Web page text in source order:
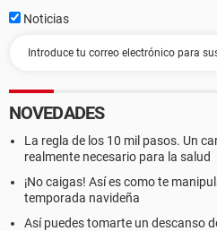
Noticias
NOVEDADES
La regla de los 10 mil pasos. Un
realmente necesario para la salud
¡No caigas! Así es como te
temporada navideña
Así puedes tomarte un descanso